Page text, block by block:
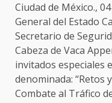
Ciudad de México.,
General del Estado
Secretario de
Cabeza de Vaca
invitados especiales
denominada: “Retos
Combate al Tráfico